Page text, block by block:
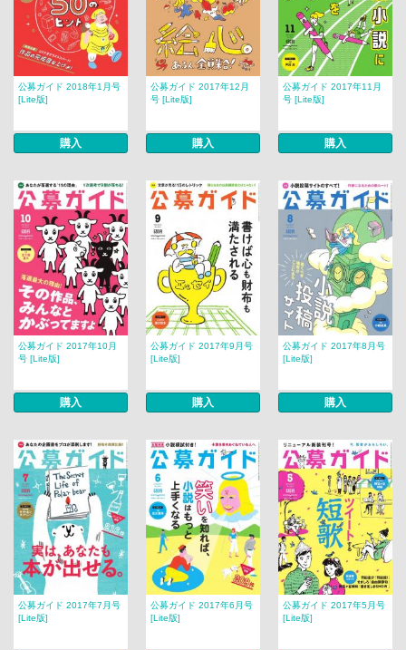
公募ガイド 2018年1月号
[Lite版]
購入
公募ガイド 2017年12月
号 [Lite版]
購入
公募ガイド 2017年11月
号 [Lite版]
購入
公募ガイド 2017年10月
号 [Lite版]
購入
公募ガイド 2017年9月号
[Lite版]
購入
公募ガイド 2017年8月号
[Lite版]
購入
公募ガイド 2017年7月号
[Lite版]
公募ガイド 2017年6月号
[Lite版]
公募ガイド 2017年5月号
[Lite版]